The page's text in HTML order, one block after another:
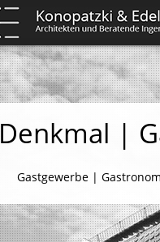
Denkmal |
Gastgewerbe |